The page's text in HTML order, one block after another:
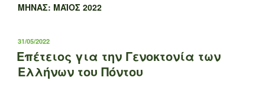
ΜΉΝΑΣ: ΜΆΙΟΣ 2022
ΔΗΜΟΣΙΕΎΤΗΚΕ
ΣΤΙΣ
31/05/2022
Επέτειος για την Γενοκτονία των
Ελλήνων του Πόντου